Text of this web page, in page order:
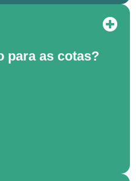
para as cotas?